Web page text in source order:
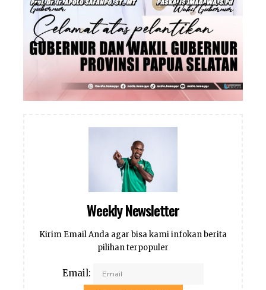
Weekly Newsletter
Kirim Email Anda agar bisa kami infokan berita
pilihan terpopuler
Email: